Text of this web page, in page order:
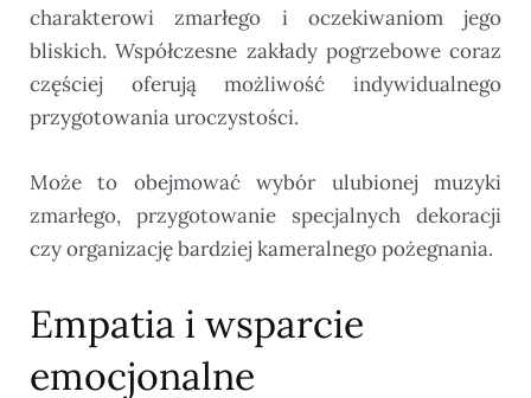
charakterowi zmarłego i oczekiwaniom jego
bliskich. Współczesne zakłady pogrzebowe coraz
częściej oferują możliwość indywidualnego
przygotowania uroczystości.
Może to obejmować wybór ulubionej muzyki
zmarłego, przygotowanie specjalnych dekoracji
czy organizację bardziej kameralnego pożegnania.
Empatia i wsparcie
emocjonalne